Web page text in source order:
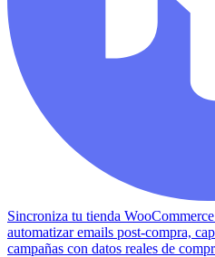
Sincroniza tu tienda
automatizar emails post-compra,
campañas con datos reales de